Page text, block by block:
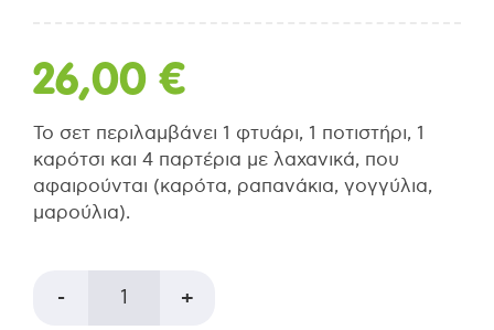
26,00 €
Το σετ περιλαμβάνει 1 φτυάρι, 1 ποτιστήρι, 1
καρότσι και 4 παρτέρια με λαχανικά, που
αφαιρούνται (καρότα, ραπανάκια, γογγύλια,
μαρούλια).
- PLAN +